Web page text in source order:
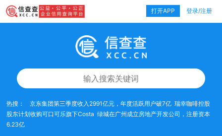
打开APP 登录/注册
热搜： 京东集团第三季度收入2991亿元，年度活跃用户破7亿 瑞幸咖啡控股
股东计划收购可口可乐旗下Costa 绿城在广州成立房地产开发公司，注册资本
6.23亿